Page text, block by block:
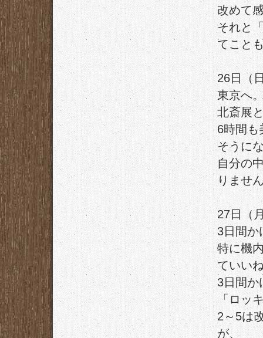
改めて
それと
てこと
26日（
東京へ
北斎展
6時間も
そうに
自分の
りませ
27日（
3日間か
特に機
ていい
3日間か
「ロッ
2～5は
が、